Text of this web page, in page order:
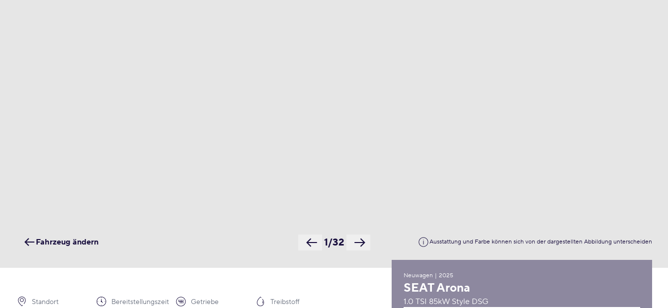
Ausstattung und Farbe können sich von der dargestellten Abbildung unterscheiden
1/32
Fahrzeug ändern
Neuwagen | 2025
SEATArona
1.0 TSI 85kW Style DSG
Standort Bereitstellungszeit Getriebe Treibstoff